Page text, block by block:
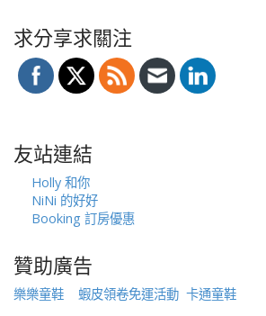
求分享求關注
友站連結
Holly 和你
NiNi 的好好
Booking 訂房優惠
贊助廣告
樂樂童鞋 蝦皮領卷免運活動 卡通童鞋